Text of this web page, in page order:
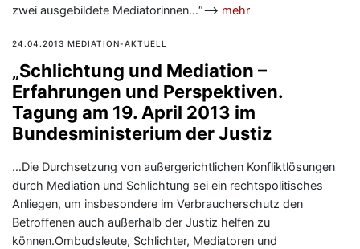
zwei ausgebildete Mediatorinnen…“—> mehr
24.04.2013 MEDIATION-AKTUELL
„Schlichtung und Mediation –
Erfahrungen und Perspektiven.
Tagung am 19. April 2013 im
Bundesministerium der Justiz
…Die Durchsetzung von außergerichtlichen Konfliktlösungen
durch Mediation und Schlichtung sei ein rechtspolitisches
Anliegen, um insbesondere im Verbraucherschutz den
Betroffenen auch außerhalb der Justiz helfen zu
können.Ombudsleute, Schlichter, Mediatoren und